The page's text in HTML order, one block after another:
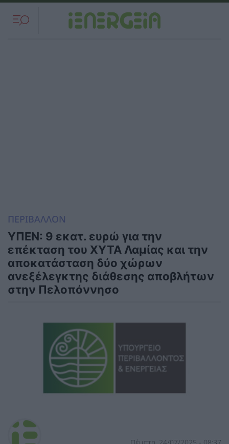
ΠΕΡΙΒΑΛΛΟΝ
ΥΠΕΝ: 9 εκατ. ευρώ για την
επέκταση του ΧΥΤΑ Λαμίας και την
αποκατάσταση δύο χώρων
ανεξέλεγκτης διάθεσης αποβλήτων
στην Πελοπόννησο